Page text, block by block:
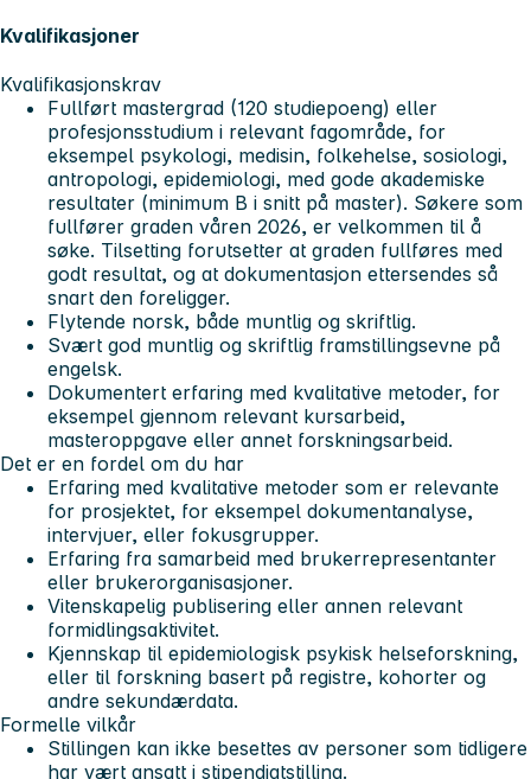
Kvalifikasjoner
Kvalifikasjonskrav
Fullført mastergrad (120 studiepoeng) eller
profesjonsstudium i relevant fagområde, for
eksempel psykologi, medisin, folkehelse, sosiologi,
antropologi, epidemiologi, med gode akademiske
resultater (minimum B i snitt på master). Søkere som
fullfører graden våren 2026, er velkommen til å
søke. Tilsetting forutsetter at graden fullføres med
godt resultat, og at dokumentasjon ettersendes så
snart den foreligger.
Flytende norsk, både muntlig og skriftlig.
Svært god muntlig og skriftlig framstillingsevne på
engelsk.
Dokumentert erfaring med kvalitative metoder, for
eksempel gjennom relevant kursarbeid,
masteroppgave eller annet forskningsarbeid.
Det er en fordel om du har
Erfaring med kvalitative metoder som er relevante
for prosjektet, for eksempel dokumentanalyse,
intervjuer, eller fokusgrupper.
Erfaring fra samarbeid med brukerrepresentanter
eller brukerorganisasjoner.
Vitenskapelig publisering eller annen relevant
formidlingsaktivitet.
Kjennskap til epidemiologisk psykisk helseforskning,
eller til forskning basert på registre, kohorter og
andre sekundærdata.
Formelle vilkår
Stillingen kan ikke besettes av personer som tidligere
har vært ansatt i stipendiatstilling.